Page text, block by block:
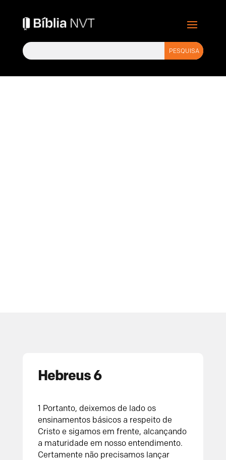
Hebreus 6
1 Portanto, deixemos de lado os
ensinamentos básicos a respeito de
Cristo e sigamos em frente, alcançando
a maturidade em nosso entendimento.
Certamente não precisamos lançar